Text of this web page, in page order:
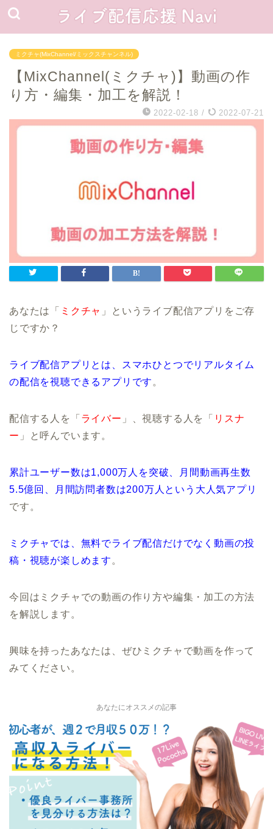
ミクチャ(MixChannel/ミックスチャンネル)
【MixChannel(ミクチャ)】動画の作
り方・編集・加工を解説！
2022-02-18 / 2022-07-21
あなたは「 ミクチャ 」というライブ配信アプリをご存
じですか？
ライブ配信アプリとは、スマホひとつでリアルタイム
の配信を視聴できるアプリです 。
配信する人を「 ライバー 」、視聴する人を「 リスナ
ー 」と呼んでいます。
累計ユーザー数は1,000万人を突破、月間動画再生数
5.5億回、月間訪問者数は200万人という大人気アプリ
です。
ミクチャでは、無料でライブ配信だけでなく動画の投
稿・視聴が楽しめます 。
今回はミクチャでの動画の作り方や編集・加工の方法
を解説します。
興味を持ったあなたは、ぜひミクチャで動画を作って
みてください。
あなたにオススメの記事